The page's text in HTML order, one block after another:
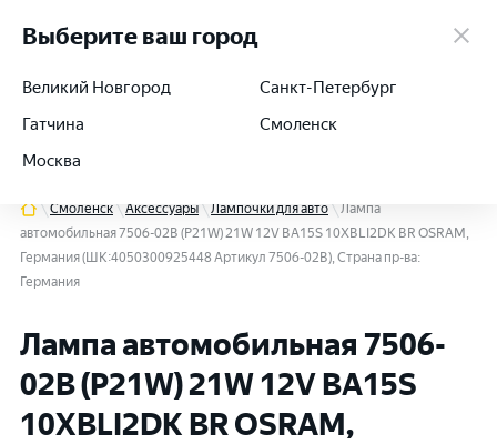
+7 (812) 564-54-91
Смоленск Аксессуары Лампочки для авто
Лампа
автомобильная 7506-02B (P21W) 21W 12V BA15S 10XBLI2DK BR OSRAM,
Германия (ШК:4050300925448 Артикул 7506-02В), Страна пр-ва:
Германия
Лампа автомобильная 7506-
02B (P21W) 21W 12V BA15S
10XBLI2DK BR OSRAM,
Выберите ваш город
Великий Новгород
Гатчина
Москва
Санкт-Петербург
Смоленск